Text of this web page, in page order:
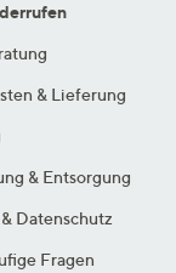
& Lieferung
& Entsorgung
Datenschutz
Fragen